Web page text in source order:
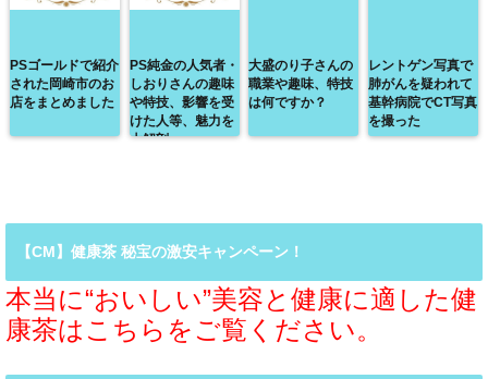
PSゴールドで紹介
された岡崎市のお
店をまとめました
PS純金の人気者・
しおりさんの趣味
や特技、影響を受
けた人等、魅力を
大解剖
大盛のり子さんの
職業や趣味、特技
は何ですか？
レントゲン写真で
肺がんを疑われて
基幹病院でCT写真
を撮った
【CM】健康茶 秘宝の激安キャンペーン！
本当に“おいしい”美容と健康に適した健
康茶はこちらをご覧ください。